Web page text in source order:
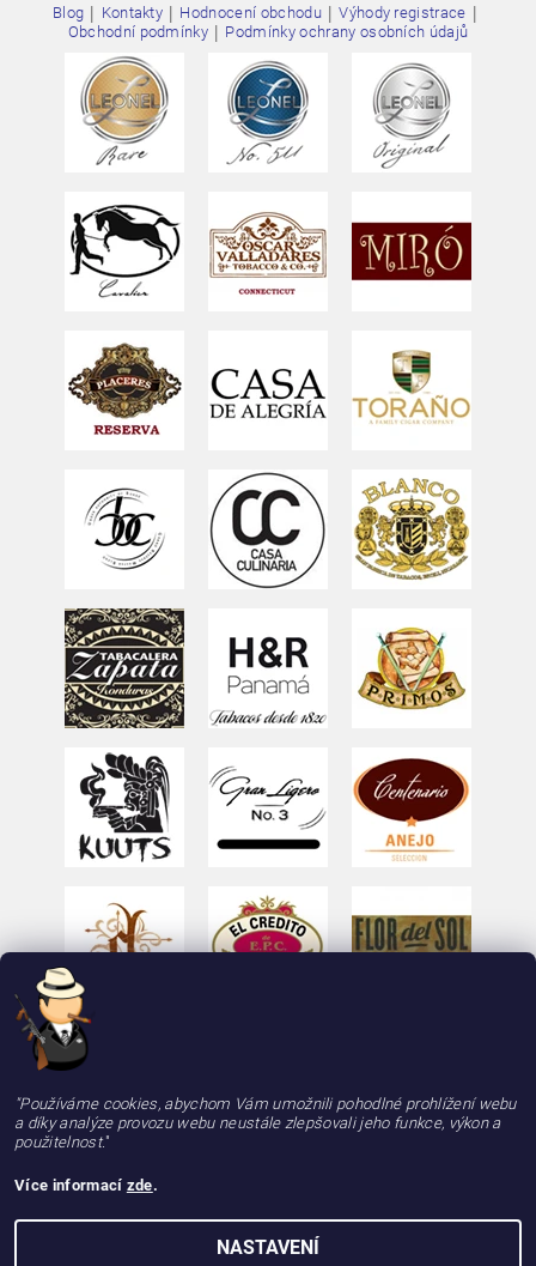
Vložením hodnocení souhlasíte spodmínkami ochrany
osobních údajů
Blog | Kontakty | Hodnocení obchodu | Výhody registrace |
Obchodní podmínky | Podmínky ochrany osobních údajů
2026 © deLAMOTT, e-shop - doutniky24.cz, doutníky se zárukou 100% kvality, rychle a
"Používáme cookies, abychom Vám umožnili pohodlné prohlížení webu
a díky analýze provozu webu neustále zlepšovali jeho funkce, výkon a
použitelnost."
Více informací zde.
NASTAVENÍ